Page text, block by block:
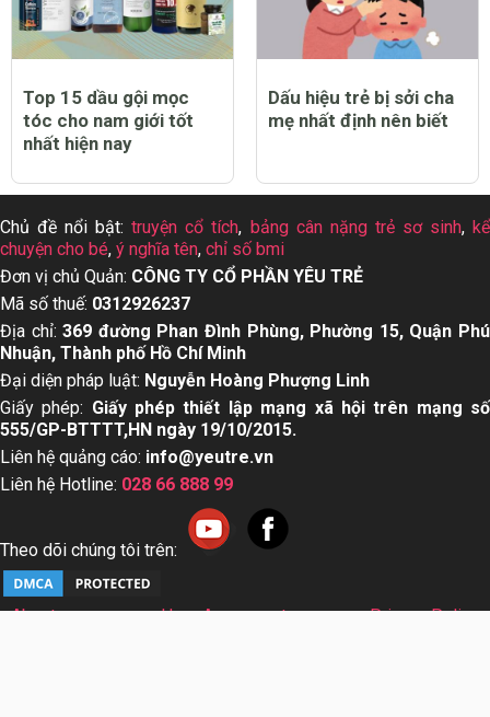
Top 15 dầu gội mọc
tóc cho nam giới tốt
nhất hiện nay
Dấu hiệu trẻ bị sởi cha
mẹ nhất định nên biết
Chủ đề nổi bật:truyện cổ tích, bảng cân nặng trẻ sơ sinh,kể
chuyện cho bé, ý nghĩa tên, chỉ số bmi
Đơn vị chủ Quản: CÔNG TY CỔ PHẦN YÊU TRẺ
Mã số thuế: 0312926237
Địa chỉ:369 đường Phan Đình Phùng, Phường 15, Quận Phú
Nhuận, Thành phố Hồ Chí Minh
Đại diện pháp luật: Nguyễn Hoàng Phượng Linh
Giấy phép: Giấy phép thiết lập mạng xã hội trên mạng số
555/GP-BTTTT,HN ngày 19/10/2015.
Liên hệ quảng cáo: info@yeutre.vn
Liên hệ Hotline: 028 66 888 99
Theo dõi chúng tôi trên:
About us User Agreement
Privacy Policy